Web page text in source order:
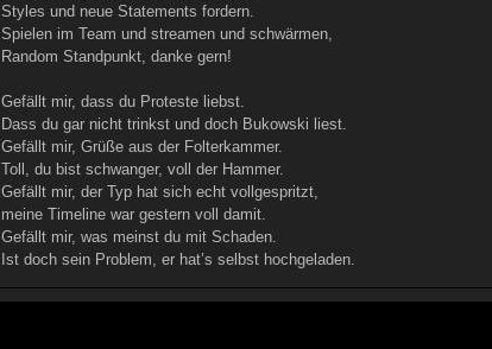
Styles und neue Statements fordern.
Spielen im Team und streamen und schwärmen,
Random Standpunkt, danke gern!
Gefällt mir, dass du Proteste liebst.
Dass du gar nicht trinkst und doch Bukowski liest.
Gefällt mir, Grüße aus der Folterkammer.
Toll, du bist schwanger, voll der Hammer.
Gefällt mir, der Typ hat sich echt vollgespritzt,
meine Timeline war gestern voll damit.
Gefällt mir, was meinst du mit Schaden.
Ist doch sein Problem, er hat’s selbst hochgeladen.